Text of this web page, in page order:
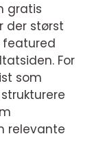
gratis
der størst
featured
For
som
relevante